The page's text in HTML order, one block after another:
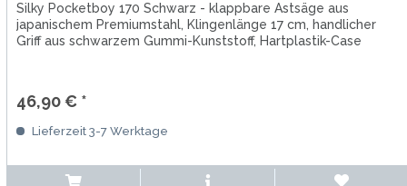
Silky Pocketboy 170 Schwarz - klappbare Astsäge aus
japanischem Premiumstahl, Klingenlänge 17 cm, handlicher
Griff aus schwarzem Gummi-Kunststoff, Hartplastik-Case
46,90 € *
Lieferzeit 3-7 Werktage